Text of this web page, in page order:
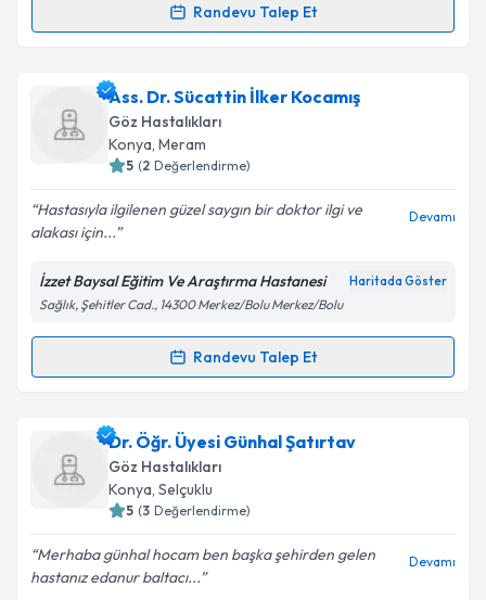
Kişisel verilerimin işlenmesine ilişkin
Metni'ni okudum ve kişisel verilerimin belirtilen
Takvim Talebini Gönder
Randevu Talep Et
Randevu Takvimi Talebi
Op. Dr. Servet Çetinkayaiçin randevu takvimi talebi
oluşturun. Size bu uzmandan randevu almanız için bir
takvim hazırlandığında e-posta ile bilgilendireceğiz.
Kişisel verilerimin işlenmesine ilişkin
Aydınlatma
Metni'ni okudum ve kişisel verilerimin belirtilen
kapsamda işlenmesini kabul ediyorum.
Ass. Dr. Sücattin İlker Kocamış
Göz Hastalıkları
Konya, Meram
5 (2 Değerlendirme)
Hastasıyla ilgilenen güzel saygın bir doktor ilgi ve
alakası için...
Devamı
İzzet Baysal Eğitim Ve Araştırma Hastanesi Haritada Göster
Sağlık, Şehitler Cad., 14300 Merkez/Bolu Merkez/Bolu
Randevu Talep Et
Randevu Takvimi Talebi
Ass. Dr. Sücattin İlker Kocamışiçin randevu takvimi
talebi oluşturun. Size bu uzmandan randevu almanız
için bir takvim hazırlandığında e-posta ile
bilgilendireceğiz.
E-posta Adresiniz
Dr. Öğr. Üyesi Günhal Şatırtav
Göz Hastalıkları
Konya, Selçuklu
5 (3 Değerlendirme)
Merhaba günhal hocam ben başka şehirden gelen
hastanız edanur baltacı...
Devamı